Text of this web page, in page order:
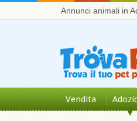
Annunci animali in
Vendita